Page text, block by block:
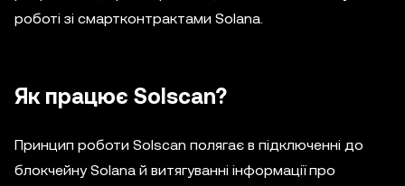
роботі зі смартконтрактами Solana.
Як працює Solscan?
Принцип роботи Solscan полягає в підключенні до
блокчейну Solana й витягуванні інформації про